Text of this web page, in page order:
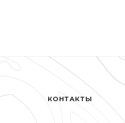
КОНТАКТЫ